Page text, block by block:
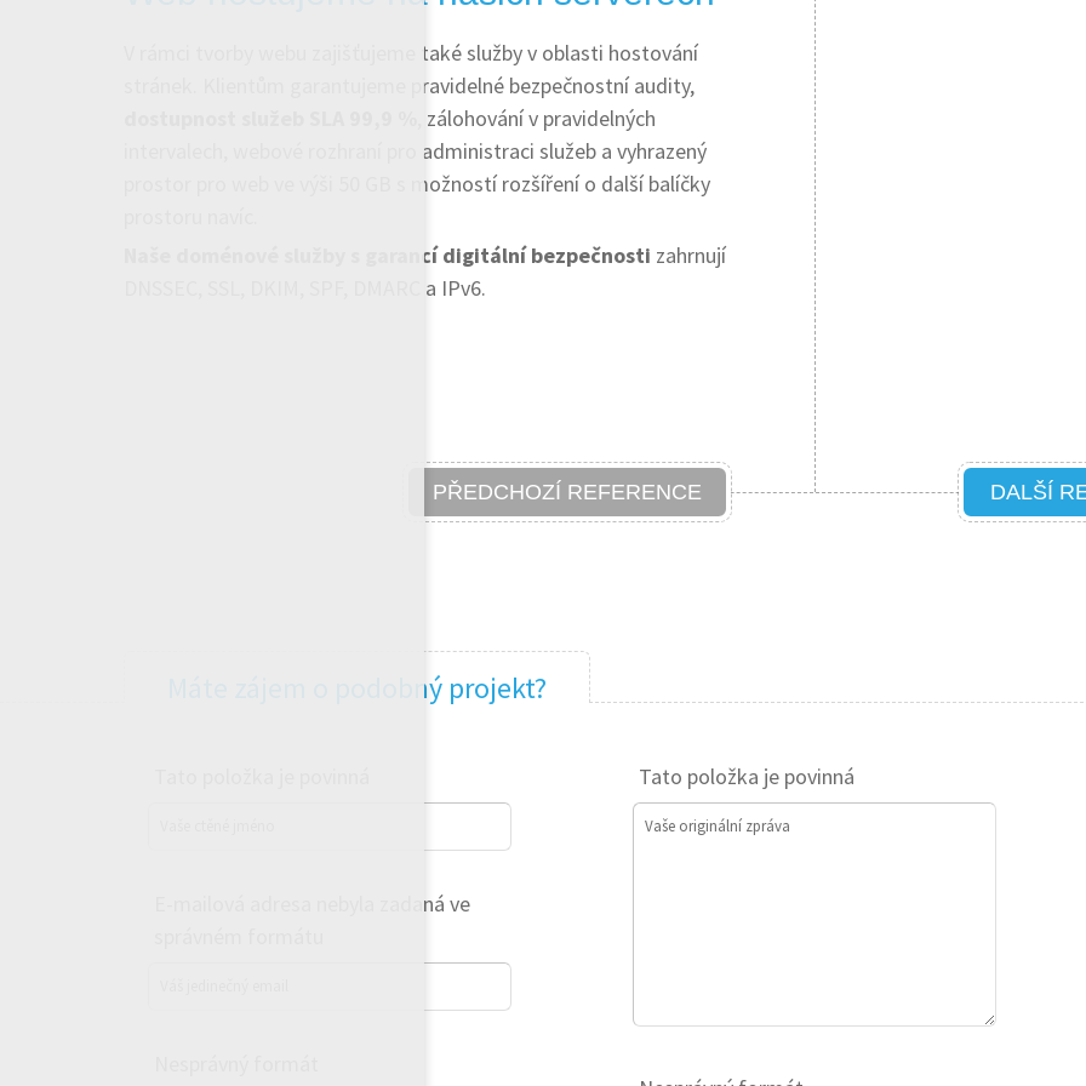
V rámci tvorby webu zajišťujeme také služby v oblasti hostování
stránek. Klientům garantujeme pravidelné bezpečnostní audity,
, zálohování v pravidelných
intervalech, webové rozhraní pro administraci služeb a vyhrazený
prostor pro web ve výši 50 GB s možností rozšíření o další balíčky
Naše doménové služby s garancí digitální bezpečnosti zahrnují
DNSSEC, SSL, DKIM, SPF, DMARC a IPv6.
PŘEDCHOZÍ REFERENCE DALŠÍ
Máte zájem o podobný projekt?
E-mailová adresa nebyla zadaná ve
Tato položka je povinná
Vaše originální zpráva